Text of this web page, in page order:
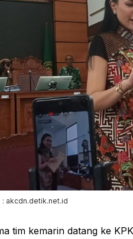
: akcdn.detik.net.id
tim kemarin datang ke